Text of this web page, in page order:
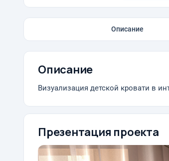
Описание
Описание
Визуализация детской кровати в
Презентация проекта